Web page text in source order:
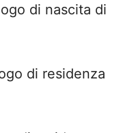
di nascita di
di residenza